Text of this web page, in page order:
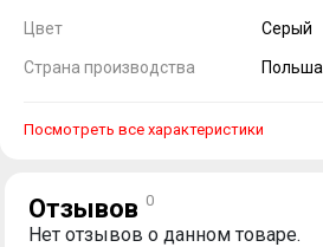
Цвет Серый
Страна производства Польша
Посмотреть все характеристики
Отзывов 0
Нет отзывов о данном товаре.